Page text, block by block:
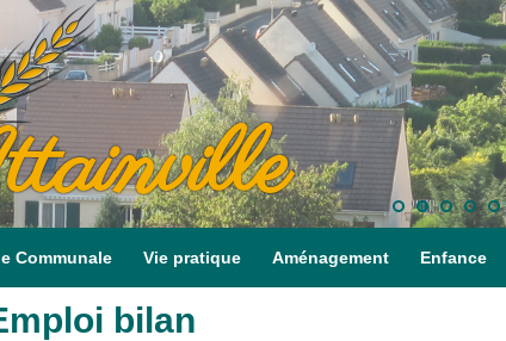
Communale Vie pratique Aménagement Enfance
bilan